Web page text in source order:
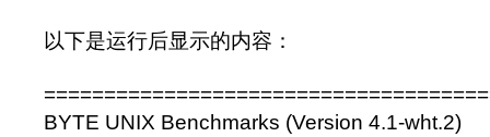
以下是运行后显示的内容：
BYTE UNIX Benchmarks (Version 4.1-wht.2)